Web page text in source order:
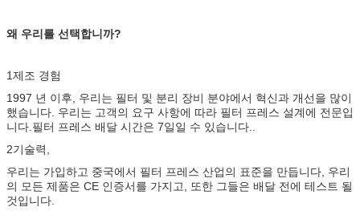
왜 우리를 선택합니까?
1제조 경험
1997 년 이후, 우리는 필터 및 분리 장비 분야에서 혁신과 개선을 많이
했습니다. 우리는 고객의 요구 사항에 따라 필터 프레스 설계에 전문입
니다.필터 프레스 배달 시간은 7일일 수 있습니다..
2기술력,
우리는 가입하고 중국에서 필터 프레스 산업의 표준을 만듭니다, 우리
의 모든 제품은 CE 인증서를 가지고, 또한 그들은 배달 전에 테스트 될
것입니다.